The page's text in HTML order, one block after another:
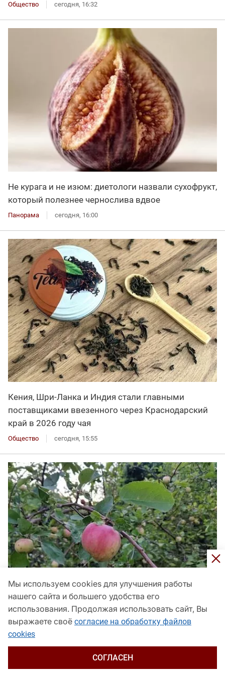
Общество сегодня, 16:32
Не курага и не изюм: диетологи назвали сухофрукт,
который полезнее чернослива вдвое
Панорама сегодня, 16:00
Кения, Шри-Ланка и Индия стали главными
поставщиками ввезенного через Краснодарский
край в 2026 году чая
Общество сегодня, 15:55
Ставлю ловчие пояса на яблонях в августе:
собираю плодожорку – чистый урожай без червей
Мы используем cookies для улучшения работы
нашего сайта и большего удобства его
использования. Продолжая использовать сайт, Вы
выражаете своё согласие на обработку файлов
cookies
СОГЛАСЕН